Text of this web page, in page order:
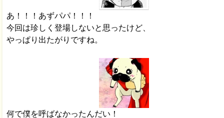
あ！！！あずパパ！！！
今回は珍しく登場しないと思ったけど、
やっぱり出たがりですね。
何で僕を呼ばなかったんだい！